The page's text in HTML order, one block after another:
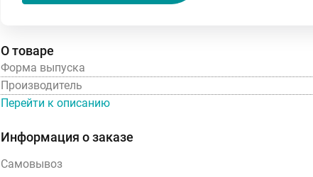
О товаре
Форма выпуска
Производитель
Перейти к описанию
Информация о заказе
Самовывоз